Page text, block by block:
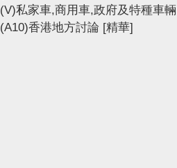
(V)私家車,商用車,政府及特種車輛
(A10)香港地方討論 [精華]